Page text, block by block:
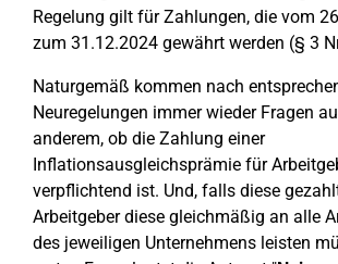
Regelung gilt für Zahlungen, die vom
zum 31.12.2024 gewährt werden (§ 3
Naturgemäß kommen nach
Neuregelungen immer wieder Fragen
anderem, ob die Zahlung einer
Inflationsausgleichsprämie für
verpflichtend ist. Und, falls diese
Arbeitgeber diese gleichmäßig an alle
des jeweiligen Unternehmens leisten